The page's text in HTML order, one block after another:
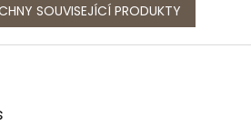
SOUVISEJÍCÍ PRODUKTY